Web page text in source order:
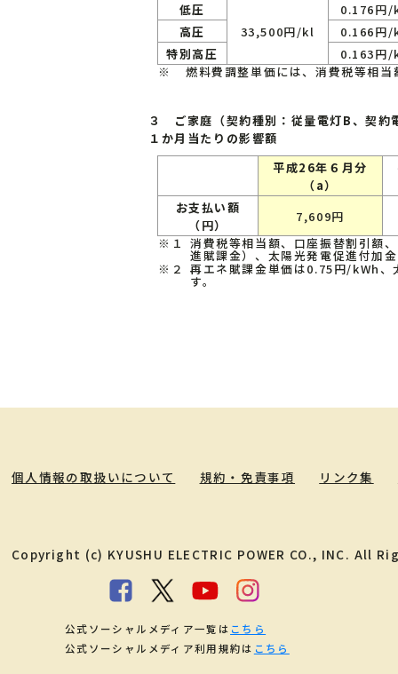
低圧
33,500円/kl
0.176円/
高圧
0.166円/
特別高圧
0.163円/
※ 燃料費調整単価には、消費税等相当
３ ご家庭（契約種別：従量電灯B、契
１か月当たりの影響額
平成26年６月分
（a）
お支払い額
（円）
7,609円
※１ 消費税等相当額、口座振替割引額
進賦課金）、太陽光発電促進付加
※２ 再エネ賦課金単価は0.75円/kWh
す。
個人情報の取扱いについて 規約・免責事項 リンク集
Copyright (c) KYUSHU ELECTRIC POWER CO., INC. All
公式ソーシャルメディア一覧は こちら
公式ソーシャルメディア利用規約は こちら